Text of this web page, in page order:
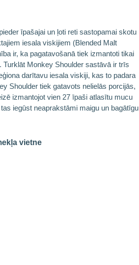
īpašajai un ļoti reti sastopamai skotu
iesala viskijiem (Blended Malt
ir, ka pagatavošanā tiek izmantoti tikai
Turklāt Monkey Shoulder sastāvā ir trīs
darītavu iesala viskiji, kas to padara
Shoulder tiek gatavots nelielās porcijās,
izmantojot vien 27 īpaši atlasītu mucu
iegūst neaprakstāmi maigu un bagātīgu
vietne